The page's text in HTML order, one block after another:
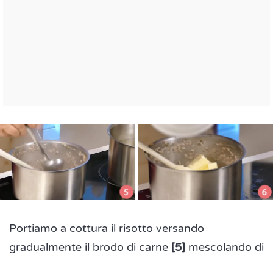
Portiamo a cottura il risotto versando
gradualmente il brodo di carne [5] mescolando di